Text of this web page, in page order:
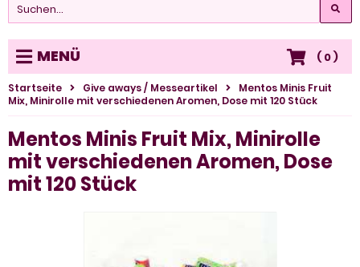
MENÜ ( 0)
Startseite Give aways / Messeartikel
Mentos Minis Fruit
Mix, Minirolle mit verschiedenen Aromen, Dose mit 120 Stück
Mentos Minis Fruit Mix, Minirolle
mit verschiedenen Aromen, Dose
mit 120 Stück